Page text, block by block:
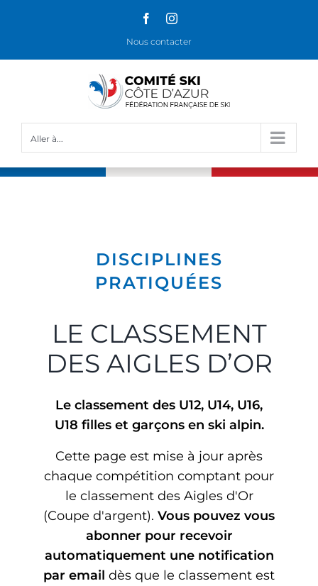
FacebookInstagram
Nous contacter
Aller à...
DISCIPLINES
PRATIQUÉES
LE CLASSEMENT
DES AIGLES D’OR
Le classement des U12, U14, U16,
U18 filles et garçons en ski alpin.
Cette page est mise à jour après
chaque compétition comptant pour
le classement des Aigles d'Or
(Coupe d'argent). Vous pouvez vous
abonner pour recevoir
automatiquement une notification
par email dès que le classement est